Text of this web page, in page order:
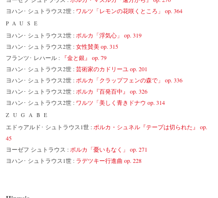
ヨハン･ シュトラウス2世 : ワルツ「レモンの花咲くところ」 op. 364
PAUSE
ヨハン･ シュトラウス2世 : ポルカ「浮気心」 op. 319
ヨハン･ シュトラウス2世 :女性賛美 op. 315
フランツ･ レハール :
『金と銀』 op. 79
ヨハン･ シュトラウス2世 :芸術家のカドリーユ op. 201
ヨハン･ シュトラウス2世 : ポルカ「クラップフェンの森で」 op. 336
ヨハン･ シュトラウス2世 : ポルカ『百発百中』 op. 326
ヨハン･ シュトラウス2世 : ワルツ「美しく青きドナウ op. 314
ZUGABE
エドゥアルド･ シュトラウス1世 : ポルカ・シュネル『テープは切られた』 op.
45
ヨーゼフ シュトラウス : ポルカ「憂いもなく」 op. 271
ヨハン･ シュトラウス1世 : ラデツキー行進曲 op. 228